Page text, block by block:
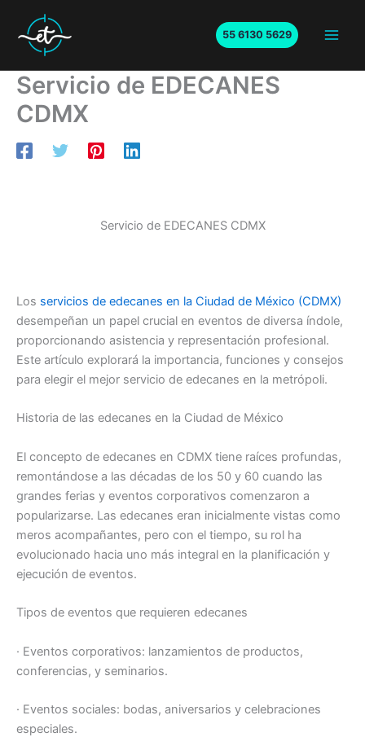
contenido
55 6130 5629
Servicio de EDECANES
CDMX
Servicio de EDECANES CDMX
Los servicios de edecanes en la Ciudad de México (CDMX)
desempeñan un papel crucial en eventos de diversa índole,
proporcionando asistencia y representación profesional.
Este artículo explorará la importancia, funciones y consejos
para elegir el mejor servicio de edecanes en la metrópoli.
Historia de las edecanes en la Ciudad de México
El concepto de edecanes en CDMX tiene raíces profundas,
remontándose a las décadas de los 50 y 60 cuando las
grandes ferias y eventos corporativos comenzaron a
popularizarse. Las edecanes eran inicialmente vistas como
meros acompañantes, pero con el tiempo, su rol ha
evolucionado hacia uno más integral en la planificación y
ejecución de eventos.
Tipos de eventos que requieren edecanes
· Eventos corporativos: lanzamientos de productos,
conferencias, y seminarios.
· Eventos sociales: bodas, aniversarios y celebraciones
especiales.